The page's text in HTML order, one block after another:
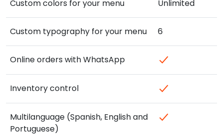
Custom colors for your menu Unlimited
Custom typography for your menu 6
Online orders with WhatsApp
Inventory control
Multilanguage (Spanish, English and
Portuguese)